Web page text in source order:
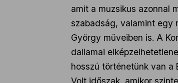
amit a muzsikus azonnal
szabadság, valamint egy
György műveiben is. A
dallamai
hosszú történetünk van a
Volt időszak, amikor